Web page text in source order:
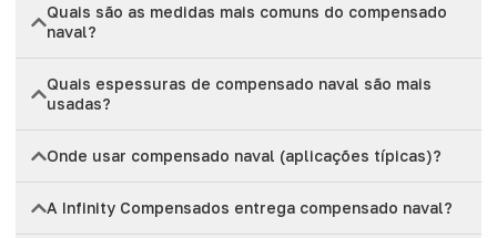
Quais são as medidas mais comuns do compensado
naval?
Quais espessuras de compensado naval são mais
usadas?
Onde usar compensado naval (aplicações típicas)?
A Infinity Compensados entrega compensado naval?